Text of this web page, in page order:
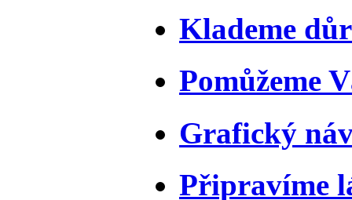
Klademe
Pomůžeme
Grafický
Připravíme